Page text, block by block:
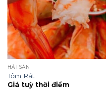
HẢI SẢN
Tôm Rát
Giá tuỳ thời điểm